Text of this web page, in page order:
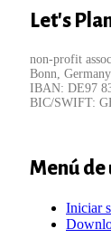
Let's
non-profit
Bonn, Germany
IBAN: DE97
BIC/SWIFT:
Menú
Iniciar